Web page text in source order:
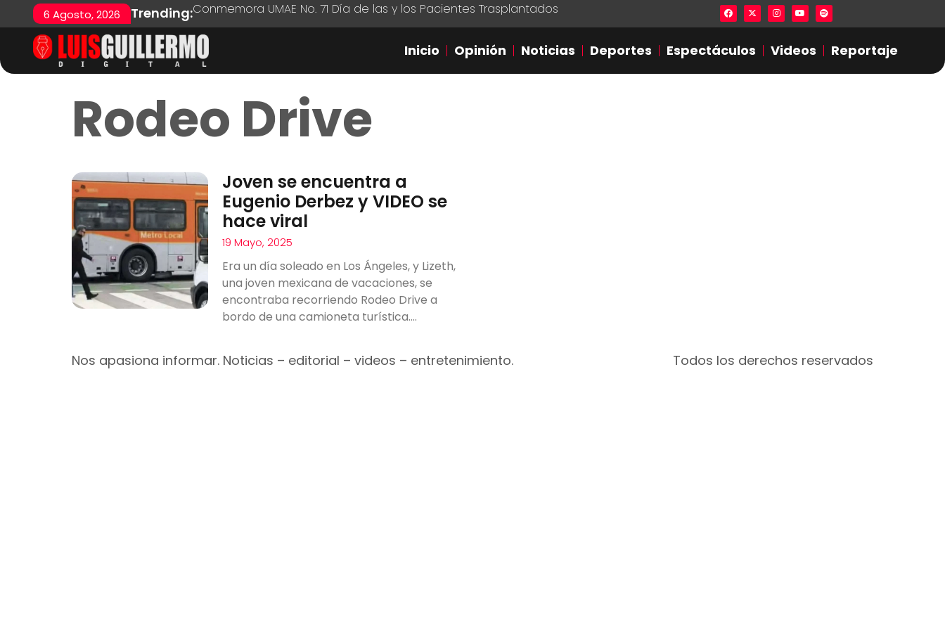
6 Agosto, 2026 Trending:Conmemora UMAE No. 71 Día de las y los Pacientes Trasplantados Lista en excel expone presuntas
Inicio Opinión Noticias Deportes Espectáculos Videos Reportaje
Rodeo Drive
Joven se encuentra a
Eugenio Derbez y VIDEO se
hace viral
19 Mayo, 2025
Era un día soleado en Los Ángeles, y Lizeth,
una joven mexicana de vacaciones, se
encontraba recorriendo Rodeo Drive a
bordo de una camioneta turística.
Nos apasiona informar. Noticias – editorial – videos – entretenimiento. Todos los derechos reservados